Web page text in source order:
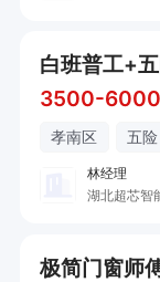
白班普工+
3500-6000
孝南区 五险
林经理
湖北超芯智
极简门窗师